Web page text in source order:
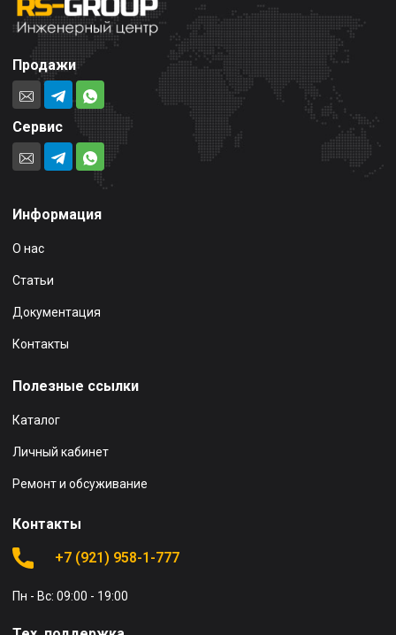
Продажи
Сервис
Информация
О нас
Статьи
Документация
Контакты
Полезные ссылки
Каталог
Личный кабинет
Ремонт и обсуживание
Контакты
+7 (921) 958-1-777
Пн - Вс: 09:00 - 19:00